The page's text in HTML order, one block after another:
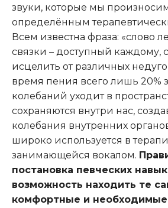
звуки, которые мы
определённым
Всем известна фраза: «слово
связки – доступный каждому,
исцелить от различных
время пения всего лишь 20%
колебаний уходит в
сохраняются внутри нас,
колебания внутренних
широко используется в
занимающейся вокалом.
постановка певческих
возможность находить те
комфортные и необходимые